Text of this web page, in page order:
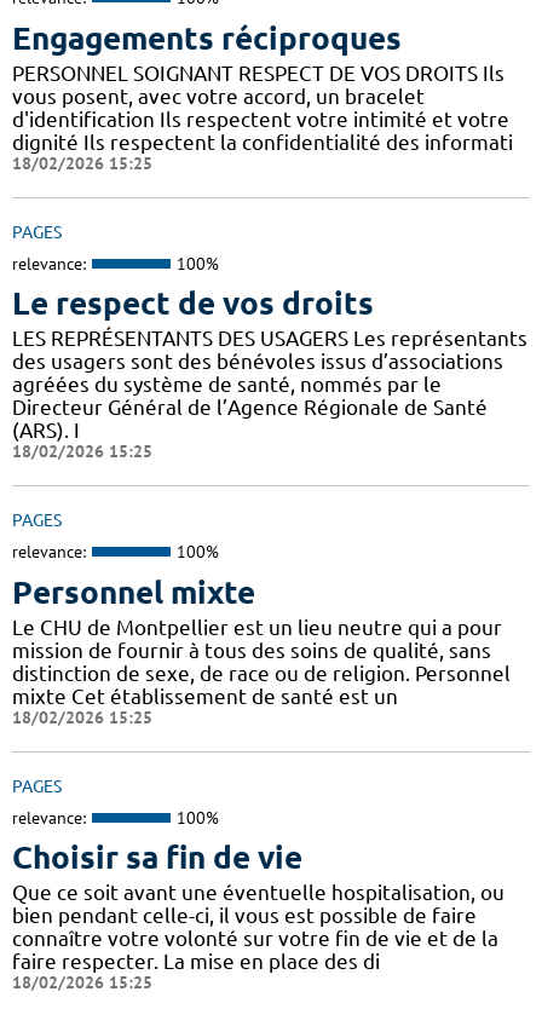
Engagements réciproques
PERSONNEL SOIGNANT RESPECT DE VOS DROITS Ils
vous posent, avec votre accord, un bracelet
d'identification Ils respectent votre intimité et votre
dignité Ils respectent la confidentialité des informati
18/02/2026 15:25
PAGES
relevance: 100%
Le respect de vos droits
LES REPRÉSENTANTS DES USAGERS Les représentants
des usagers sont des bénévoles issus d’associations
agréées du système de santé, nommés par le
Directeur Général de l’Agence Régionale de Santé
(ARS). I
18/02/2026 15:25
PAGES
relevance: 100%
Personnel mixte
Le CHU de Montpellier est un lieu neutre qui a pour
mission de fournir à tous des soins de qualité, sans
distinction de sexe, de race ou de religion. Personnel
mixte Cet établissement de santé est un
18/02/2026 15:25
PAGES
relevance: 100%
Choisir sa fin de vie
Que ce soit avant une éventuelle hospitalisation, ou
bien pendant celle-ci, il vous est possible de faire
connaître votre volonté sur votre fin de vie et de la
faire respecter. La mise en place des di
18/02/2026 15:25